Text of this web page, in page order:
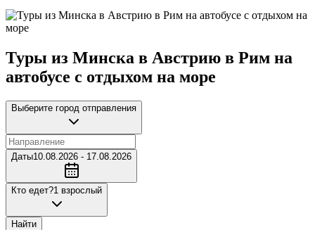
Туры из Минска в Австрию в Рим на
автобусе с отдыхом на море
Выберите город отправления
Даты10.08.2026 - 17.08.2026
Кто едет?1 взрослый
Найти